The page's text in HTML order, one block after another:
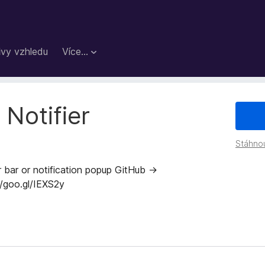
vzhledu Více…
Notifier
bar or notification popup GitHub →
IEXS2y